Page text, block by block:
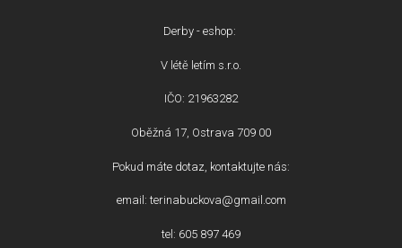
Derby - eshop:
V létě letím s.r.o.
IČO: 21963282
Oběžná 17, Ostrava 709 00
Pokud máte dotaz, kontaktujte nás:
email: terinabuckova@gmail.com
tel: 605 897 469